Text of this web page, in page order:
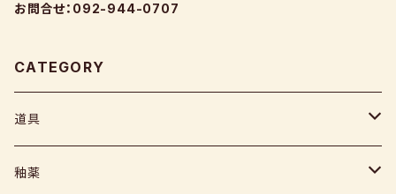
お問合せ：092-944-0707
CATEGORY
道具
ヘラ
釉薬